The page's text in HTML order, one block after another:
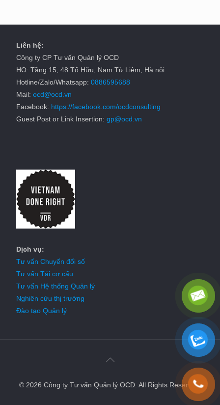
Liên hệ:
Công ty CP Tư vấn Quản lý OCD
HO: Tầng 15, 48 Tố Hữu, Nam Từ Liêm, Hà nội
Hotline/Zalo/Whatsapp: 0886595688
Mail: ocd@ocd.vn
Facebook: https://facebook.com/ocdconsulting
Guest Post or Link Insertion: gp@ocd.vn
Dịch vụ:
Tư vấn Chuyển đổi số
Tư vấn Tái cơ cấu
Tư vấn Hệ thống Quản lý
Nghiên cứu thị trường
Đào tạo Quản lý
© 2026 Công ty Tư vấn Quản lý OCD. All Rights Reserved.